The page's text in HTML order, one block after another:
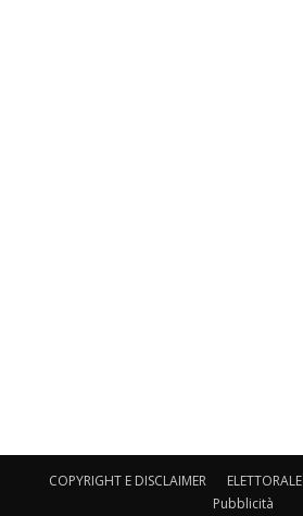
COPYRIGHT E DISCLAIMER ELETTORALE
Pubblicità